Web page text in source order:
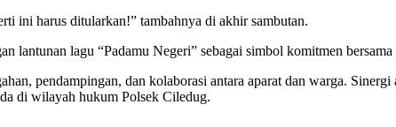
ini harus ditularkan!” tambahnya di akhir sambutan.
lantunan lagu “Padamu Negeri” sebagai simbol komitmen
pendampingan, dan kolaborasi antara aparat dan warga.
di wilayah hukum Polsek Ciledug.